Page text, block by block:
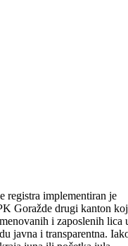
nakon donošenja odluka
za pravosuđe, upravu i
podaci prikupljeni u
naredne sedmice.